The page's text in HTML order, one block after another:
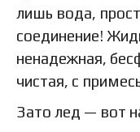
лишь вода,
соединение!
ненадежная,
чистая, с
Зато лед — вот